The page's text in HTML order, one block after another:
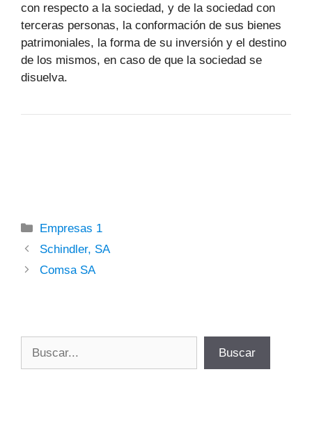
con respecto a la sociedad, y de la sociedad con
terceras personas, la conformación de sus bienes
patrimoniales, la forma de su inversión y el destino
de los mismos, en caso de que la sociedad se
disuelva.
Categorías
Empresas 1
Schindler, SA
Comsa SA
Buscar